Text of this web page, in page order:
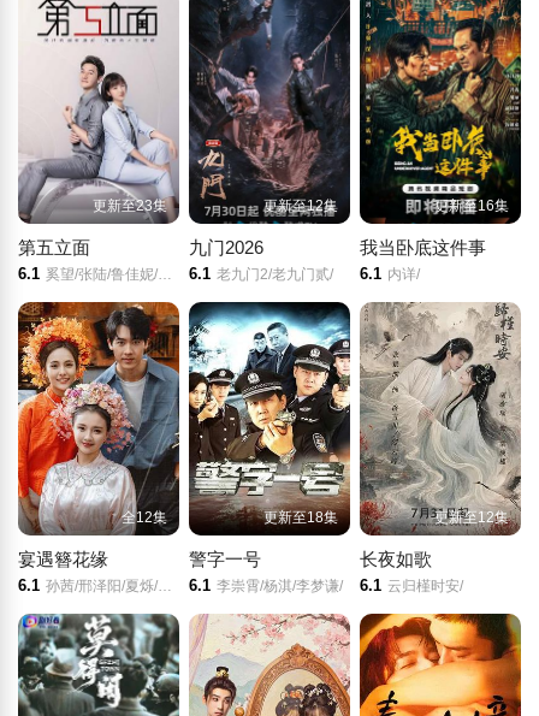
更新至23集
第五立面
6.1 奚望/张陆/鲁佳妮/王之一/
更新至12集
九门2026
6.1 老九门2/老九门贰/
更新至16集
我当卧底这件事
6.1 内详/
全12集
宴遇簪花缘
6.1 孙茜/邢泽阳/夏烁/郭若涵/谢雷/
更新至18集
警字一号
6.1 李崇霄/杨淇/李梦谦/
更新至12集
长夜如歌
6.1 云归槿时安/